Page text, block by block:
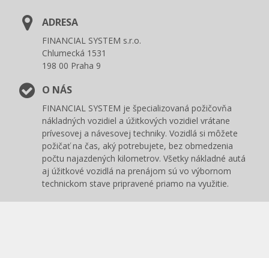
ADRESA
FINANCIAL SYSTEM s.r.o.
Chlumecká 1531
198 00 Praha 9
O NÁS
FINANCIAL SYSTEM je špecializovaná požičovňa
nákladných vozidiel a úžitkových vozidiel vrátane
prívesovej a návesovej techniky. Vozidlá si môžete
požičať na čas, aký potrebujete, bez obmedzenia
počtu najazdených kilometrov. Všetky nákladné autá
aj úžitkové vozidlá na prenájom sú vo výbornom
technickom stave pripravené priamo na využitie.